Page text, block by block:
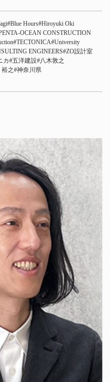
Blue Hours Hiroyuki Oki
OCEAN CONSTRUCTION
TECTONICA University
ENGINEERS ZO設計室
カ 五洋建設 八木敦之
裕之 神奈川県